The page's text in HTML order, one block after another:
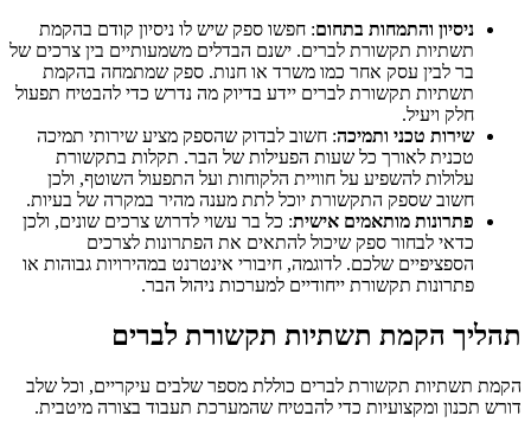
ניסיון והתמחות בתחום : חפשו ספק שיש לו ניסיון קודם בהקמת
תשתיות תקשורת לברים. ישנם הבדלים משמעותיים בין צרכים של
בר לבין עסק אחר כמו משרד או חנות. ספק שמתמחה בהקמת
תשתיות תקשורת לברים יידע בדיוק מה נדרש כדי להבטיח תפעול
חלק ויעיל.
שירות טכני ותמיכה: חשוב לבדוק שהספק מציע שירותי תמיכה
טכנית לאורך כל שעות הפעילות של הבר. תקלות בתקשורת
עלולות להשפיע על חוויית הלקוחות ועל התפעול השוטף, ולכן
חשוב שספק התקשורת יוכל לתת מענה מהיר במקרה של בעיות.
פתרונות מותאמים אישית : כל בר עשוי לדרוש צרכים שונים, ולכן
כדאי לבחור ספק שיכול להתאים את הפתרונות לצרכים
הספציפיים שלכם. לדוגמה, חיבורי אינטרנט במהירויות גבוהות או
פתרונות תקשורת ייחודיים למערכות ניהול הבר.
הקמת תשתיות תקשורת לברים
תשתיות תקשורת לברים כוללת מספר שלבים עיקריים, וכל שלב
ומקצועיות כדי להבטיח שהמערכת תעבוד בצורה מיטבית.